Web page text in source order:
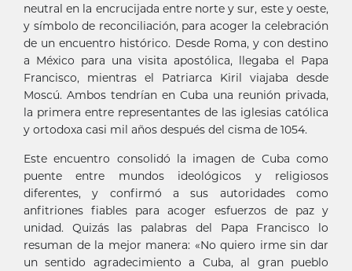
neutral en la encrucijada entre norte y sur, este y oeste,
y símbolo de reconciliación, para acoger la celebración
de un encuentro histórico. Desde Roma, y con destino
a México para una visita apostólica, llegaba el Papa
Francisco, mientras el Patriarca Kiril viajaba desde
Moscú. Ambos tendrían en Cuba una reunión privada,
la primera entre representantes de las iglesias católica
y ortodoxa casi mil años después del cisma de 1054.
Este encuentro consolidó la imagen de Cuba como
puente entre mundos ideológicos y religiosos
diferentes, y confirmó a sus autoridades como
anfitriones fiables para acoger esfuerzos de paz y
unidad. Quizás las palabras del Papa Francisco lo
resuman de la mejor manera: «No quiero irme sin dar
un sentido agradecimiento a Cuba, al gran pueblo